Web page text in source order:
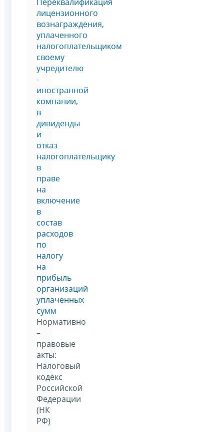
лицензионного
вознаграждения,
уплаченного
налогоплательщиком
своему
учредителю
-
иностранной
компании,
в
дивиденды
и
отказ
налогоплательщику
в
праве
на
включение
в
состав
расходов
по
налогу
на
прибыль
организаций
уплаченных
сумм
Нормативно
–
правовые
акты:
Налоговый
кодекс
Российской
Федерации
(НК
РФ)